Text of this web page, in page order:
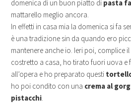
domenica di un buon piatto di pasta
mattarello meglio ancora.
In effetti in casa mia la domenica si fa
è una tradizione sin da quando ero
mantenere anche io. Ieri poi, complice
costretto a casa, ho tirato fuori uova e
all’opera e ho preparato questi
ho poi condito con una crema al
pistacchi.